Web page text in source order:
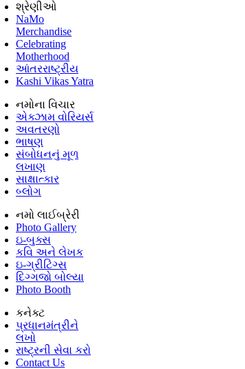
શ્રેણીઓ
NaMo
Merchandise
Celebrating
Motherhood
આંતરરાષ્ટ્રીય
Kashi Vikas Yatra
નમોના વિચાર
એક્ઝામ વોરિયર્સ
અવતરણો
ભાષણ
સંબોધનનું મૂળ
લખાણ
સાક્ષાત્કાર
બ્લોગ
નમો લાઈબ્રેરી
Photo Gallery
ઇ-બુક્સ
કવિ અને લેખક
ઇ-ગ્રીટિંગ્સ
દિગ્ગજો બોલ્યા
Photo Booth
કનેક્ટ
પ્રધાનમંત્રીને
લખો
રાષ્ટ્રની સેવા કરો
Contact Us